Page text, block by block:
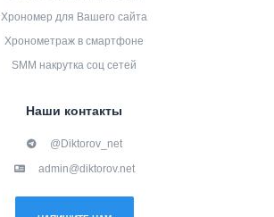
Хрономер для Вашего сайта
Хронометраж в смартфоне
SMM накрутка соц сетей
Наши контакты
@Diktorov_net
admin@diktorov.net